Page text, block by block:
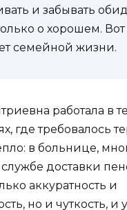
и забывать
о хорошем. Вот
семейной жизни.
работала в
где требовалось
в больнице,
доставки
аккуратность и
но и чуткость, и